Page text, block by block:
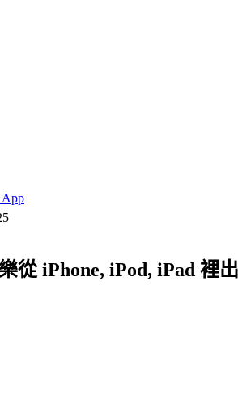
App
從 iPhone, iPod, iPad 裡